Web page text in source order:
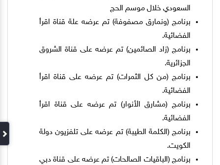
السعودي خلال موسم الحج
برنامج (ونمارق مصفوفة) تم عرضه علة قناة اقرأ
الفضائية.
برنامج (زاد الصائمين) تم عرضه على قناة الشروق
الجزائرية.
برنامج (من كل الثمرات) تم عرضه على قناة اقرأ
الفضائية.
برنامج (مشارق الأنوار) تم عرضه على قناة اقرأ
الفضائية.
برنامج (الكلمة الطيبة) تم عرضه على تلفزيون دولة
الكويت.
برنامج (الباقيات الصالحات) تم عرضه على قناة دبي